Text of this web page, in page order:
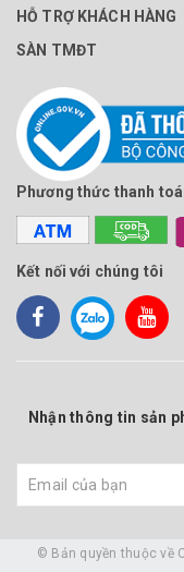
HỖ TRỢ KHÁCH HÀNG
SÀN TMĐT
Phương thức thanh
Kết nối với chúng tôi
Nhận thông tin sản
© Bản quyền thuộc về